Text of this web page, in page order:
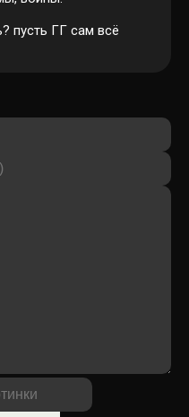
пусть ГГ сам всё